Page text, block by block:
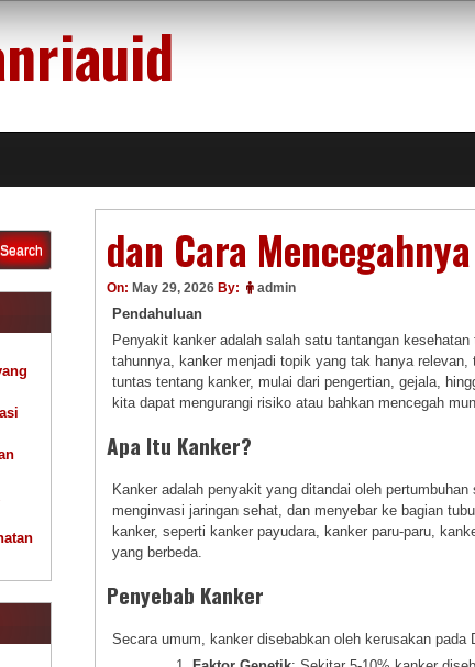
dan Cara Mencegahnya
On: May 29, 2026 By: admin
Pendahuluan
Penyakit kanker adalah salah satu tantangan
tahunnya, kanker menjadi topik yang tak hanya
tuntas tentang kanker, mulai dari pengertian, gejala,
kita dapat mengurangi risiko atau bahkan mencegah
Apa Itu Kanker?
Kanker adalah penyakit yang ditandai oleh
menginvasi jaringan sehat, dan menyebar ke bagian
kanker, seperti kanker payudara, kanker paru-paru,
yang berbeda.
Penyebab Kanker
Secara umum, kanker disebabkan oleh kerusakan
Search